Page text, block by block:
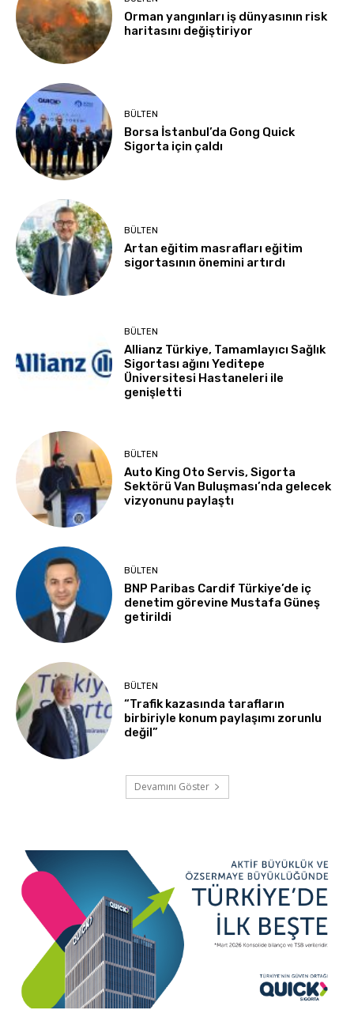
Orman yangınları iş dünyasının risk
haritasını değiştiriyor
BÜLTEN
Borsa İstanbul’da Gong Quick
Sigorta için çaldı
BÜLTEN
Artan eğitim masrafları eğitim
sigortasının önemini artırdı
BÜLTEN
Allianz Türkiye, Tamamlayıcı Sağlık
Sigortası ağını Yeditepe
Üniversitesi Hastaneleri ile
genişletti
BÜLTEN
Auto King Oto Servis, Sigorta
Sektörü Van Buluşması’nda gelecek
vizyonunu paylaştı
BÜLTEN
BNP Paribas Cardif Türkiye’de iç
denetim görevine Mustafa Güneş
getirildi
BÜLTEN
“Trafik kazasında tarafların
birbiriyle konum paylaşımı zorunlu
değil”
Devamını Göster